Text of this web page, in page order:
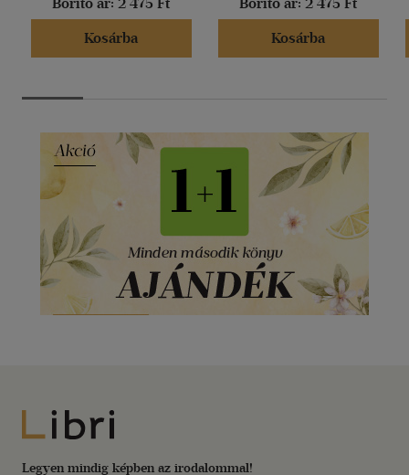
Borító ár: 2 475 Ft
Kosárba
Borító ár: 2 475 Ft
Kosárba
Libri
Legyen mindig képben az irodalommal!